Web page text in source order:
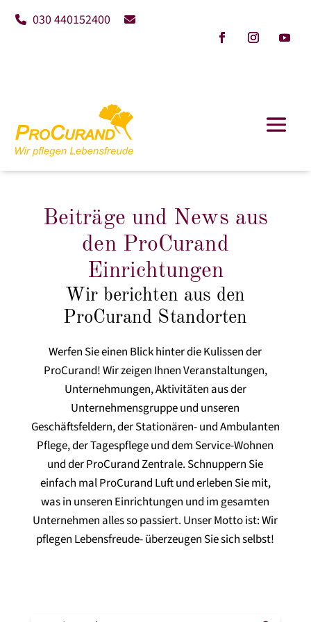
030 440152400
Beiträge und News aus
den ProCurand
Einrichtungen
Wir berichten aus den
ProCurand Standorten
Werfen Sie einen Blick hinter die Kulissen der
ProCurand! Wir zeigen Ihnen Veranstaltungen,
Unternehmungen, Aktivitäten aus der
Unternehmensgruppe und unseren
Geschäftsfeldern, der Stationären- und Ambulanten
Pflege, der Tagespflege und dem Service-Wohnen
und der ProCurand Zentrale. Schnuppern Sie
einfach mal ProCurand Luft und erleben Sie mit,
was in unseren Einrichtungen und im gesamten
Unternehmen alles so passiert. Unser Motto ist: Wir
pflegen Lebensfreude- überzeugen Sie sich selbst!